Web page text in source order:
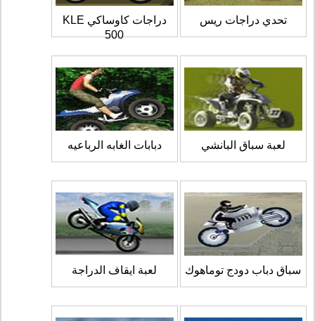
تحدي دراجات ريس
دراجات كاوساكي KLE
500
لعبة سباق البانشي دبابات الغابه الرباعيه
سباق دباب دودج توماهوك لعبة ايقاف الدراجة